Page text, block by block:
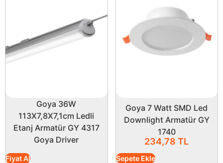
Goya 36W
113X7,8X7,1cm Ledli
Etanj Armatür GY 4317
Goya Driver
Fiyat Al
Goya 7 Watt SMD Led
Downlight Armatür GY
1740
234,78 TL
Sepete Ekle